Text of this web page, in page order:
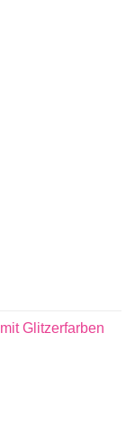
Glitzerfarben